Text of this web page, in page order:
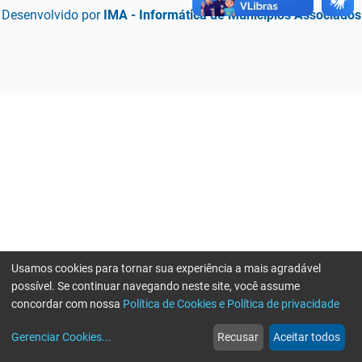
Desenvolvido por IMA - Informática de Municípios Associados
web
Notícias
more_horiz
Mais
Usamos cookies para tornar sua experiência a mais agradável
possível. Se continuar navegando neste site, você assume
concordar com nossa Política de Cookies e Política de privacidade
Gerenciar Cookies... Recusar Aceitar todos
Erro ao enviar informações, por favor tente novamente